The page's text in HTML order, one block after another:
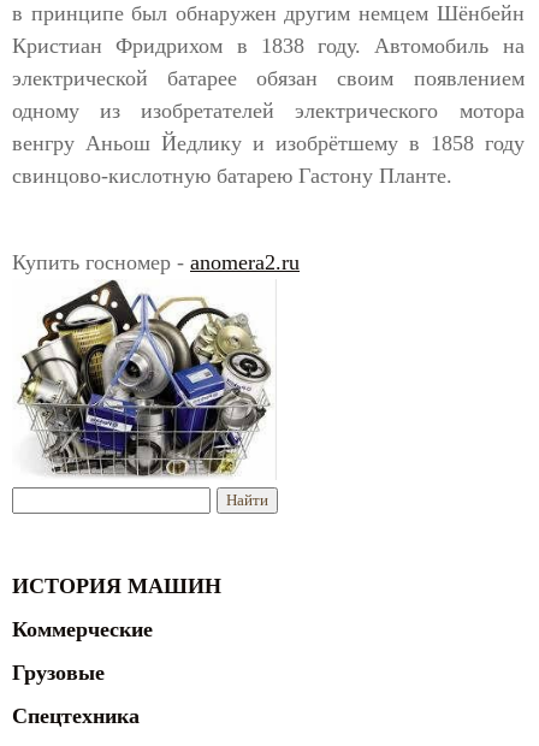
в принципе был обнаружен другим немцем Шёнбейн
Кристиан Фридрихом в 1838 году. Автомобиль на
электрической батарее обязан своим появлением
одному из изобретателей электрического мотора
венгру Аньош Йедлику и изобрётшему в 1858 году
свинцово-кислотную батарею Гастону Планте.
Купить госномер - anomera2.ru
ИСТОРИЯ МАШИН
Коммерческие
Грузовые
Спецтехника